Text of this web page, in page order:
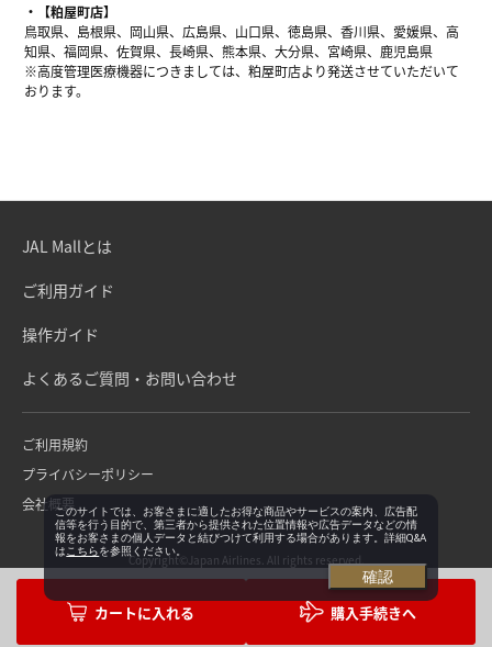
購入手続きへ
【粕屋町店】
鳥取県、島根県、岡山県、広島県、山口県、徳島県、香川県、愛媛県、高
知県、福岡県、佐賀県、長崎県、熊本県、大分県、宮崎県、鹿児島県
※高度管理医療機器につきましては、粕屋町店より発送させていただいて
おります。
JAL Mallとは
ご利用ガイド
操作ガイド
よくあるご質問・お問い合わせ
ご利用規約
プライバシーポリシー
会社概要
Copyright©Japan Airlines. All rights reserved.
このサイトでは、お客さまに適したお得な商品やサービスの案内、広告配
信等を行う目的で、第三者から提供された位置情報や広告データなどの情
報をお客さまの個人データと結びつけて利用する場合があります。詳細Q&A
は こちらを参照ください。
確認